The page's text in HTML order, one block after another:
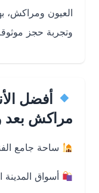
العيون ومراكش،
وتجربة حجز موثوقة
أفضل
مراكش بعد
ساحة جامع الفنا
أسواق المدينة